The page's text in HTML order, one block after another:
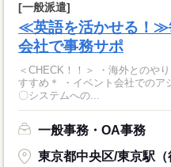
[一般派遣]
≪英語を活かせる！≫
会社で事務サポ
＜CHECK！！＞ ・海外とのや
すすめ＊ ・イベント会社でのアシスタント
〇システムへの...
一般事務・OA事務
東京都中央区/東京駅（